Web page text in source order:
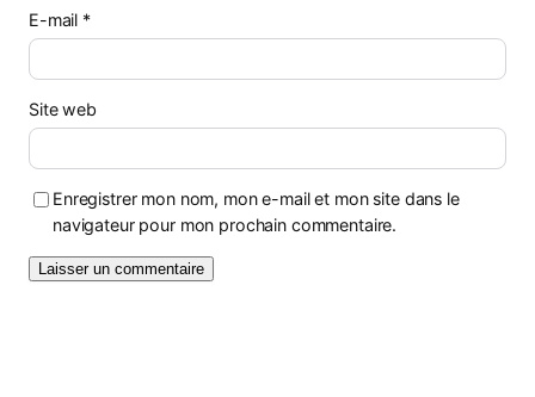
E-mail *
Site web
Enregistrer mon nom, mon e-mail et mon site dans le
navigateur pour mon prochain commentaire.